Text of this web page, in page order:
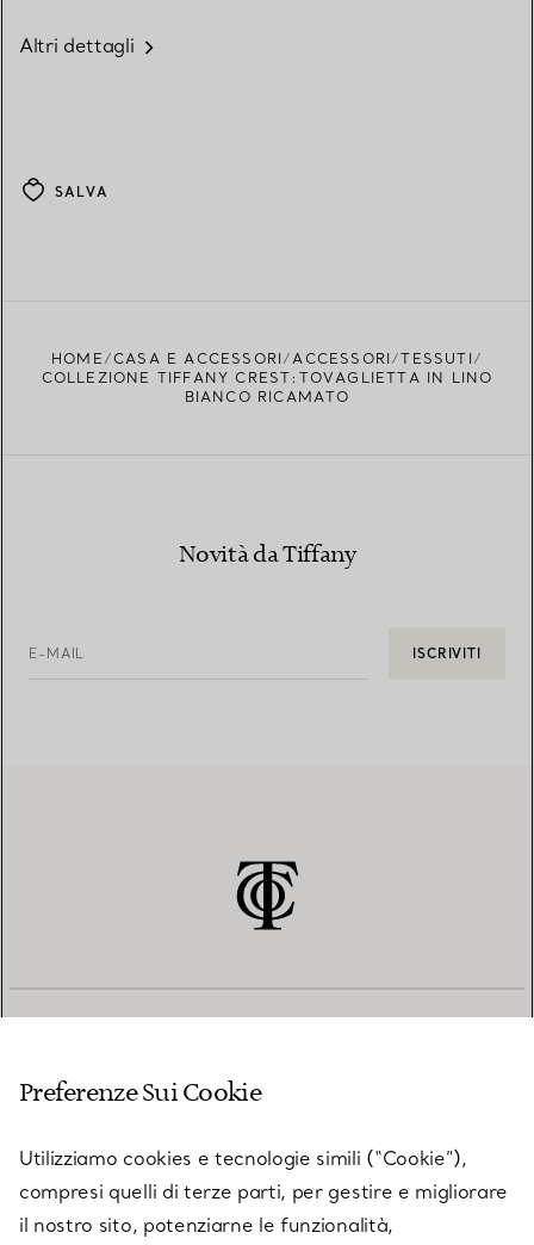
Altri dettagli
SALVA
HOME CASA E ACCESSORI ACCESSORI
TESSUTI
COLLEZIONE TIFFANY CREST:TOVAGLIETTA IN LINO
BIANCO RICAMATO
Novità da Tiffany
E-MAIL ISCRIVITI
SU TIFFANY & CO.
Preferenze Sui Cookie
Utilizziamo cookies e tecnologie simili (“Cookie”),
compresi quelli di terze parti, per gestire e migliorare
il nostro sito, potenziarne le funzionalità,